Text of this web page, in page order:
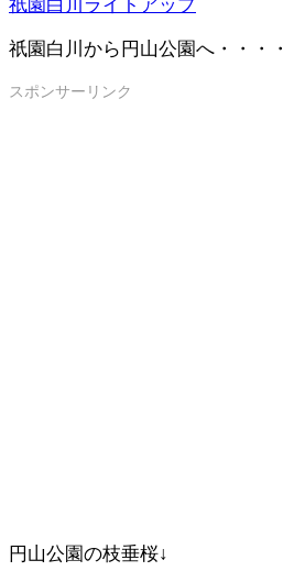
祇園白川ライトアップ
祇園白川から円山公園へ・・・・
スポンサーリンク
円山公園の枝垂桜↓